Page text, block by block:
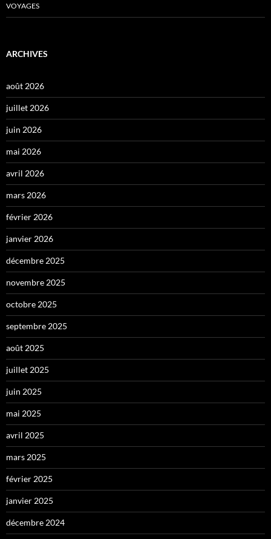
VOYAGES
ARCHIVES
août 2026
juillet 2026
juin 2026
mai 2026
avril 2026
mars 2026
février 2026
janvier 2026
décembre 2025
novembre 2025
octobre 2025
septembre 2025
août 2025
juillet 2025
juin 2025
mai 2025
avril 2025
mars 2025
février 2025
janvier 2025
décembre 2024